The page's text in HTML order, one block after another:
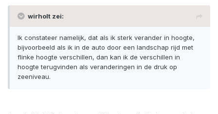
wirholt zei:
Ik constateer namelijk, dat als ik sterk verander in hoogte,
bijvoorbeeld als ik in de auto door een landschap rijd met
flinke hoogte verschillen, dan kan ik de verschillen in
hoogte terugvinden als veranderingen in de druk op
zeeniveau.